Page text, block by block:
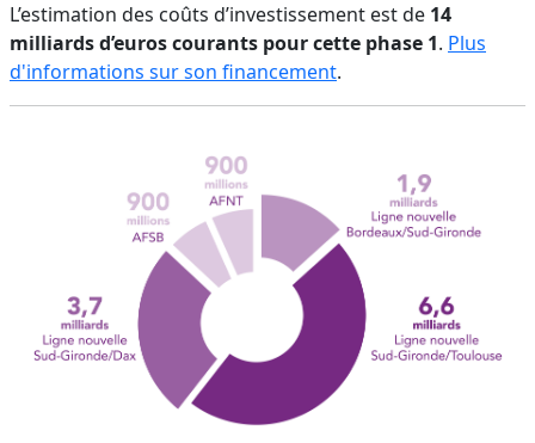
L’estimation des coûts d’investissement est de 14
milliards d’euros courants pour cette phase 1. Plus
d'informations sur son financement.